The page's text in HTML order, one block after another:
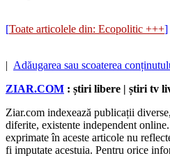
[Toate articolele din: Ecopolitic +++]
| Adăugarea sau scoaterea
ZIAR.COM : știri libere | știri tv
Ziar.com indexează publicații
diferite, existente independent
exprimate în aceste articole nu
fi imputate acestuia. Pentru orice